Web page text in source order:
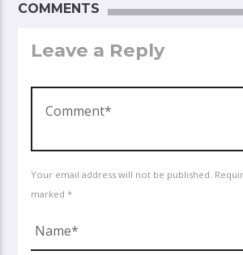
COMMENTS
Leave a Reply
Your email address will not be published.
marked *